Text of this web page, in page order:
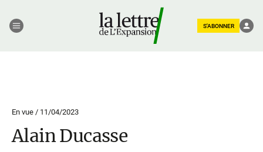
S'ABONNER
En vue / 11/04/2023
Alain Ducasse